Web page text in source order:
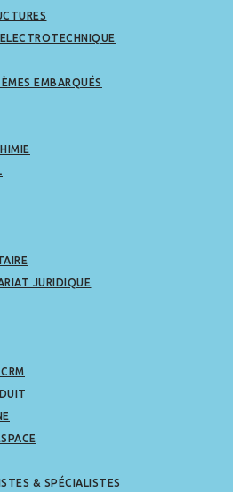
EMBARQUÉS
JURIDIQUE
& SPÉCIALISTES